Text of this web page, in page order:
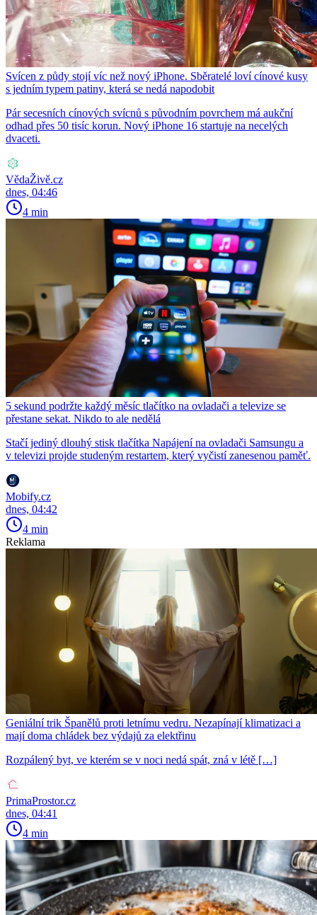
Svícen z půdy stojí víc než nový iPhone. Sběratelé loví cínové kusy
s jedním typem patiny, která se nedá napodobit
Pár secesních cínových svícnů s původním povrchem má aukční
odhad přes 50 tisíc korun. Nový iPhone 16 startuje na necelých
dvaceti.
VědaŽivě.cz
dnes, 04:46
4 min
5 sekund podržte každý měsíc tlačítko na ovladači a televize se
přestane sekat. Nikdo to ale nedělá
Stačí jediný dlouhý stisk tlačítka Napájení na ovladači Samsungu a
v televizi projde studeným restartem, který vyčistí zanesenou paměť.
Mobify.cz
dnes, 04:42
4 min
Reklama
Geniální trik Španělů proti letnímu vedru. Nezapínají klimatizaci a
mají doma chládek bez výdajů za elektřinu
Rozpálený byt, ve kterém se v noci nedá spát, zná v létě […]
PrimaProstor.cz
dnes, 04:41
4 min